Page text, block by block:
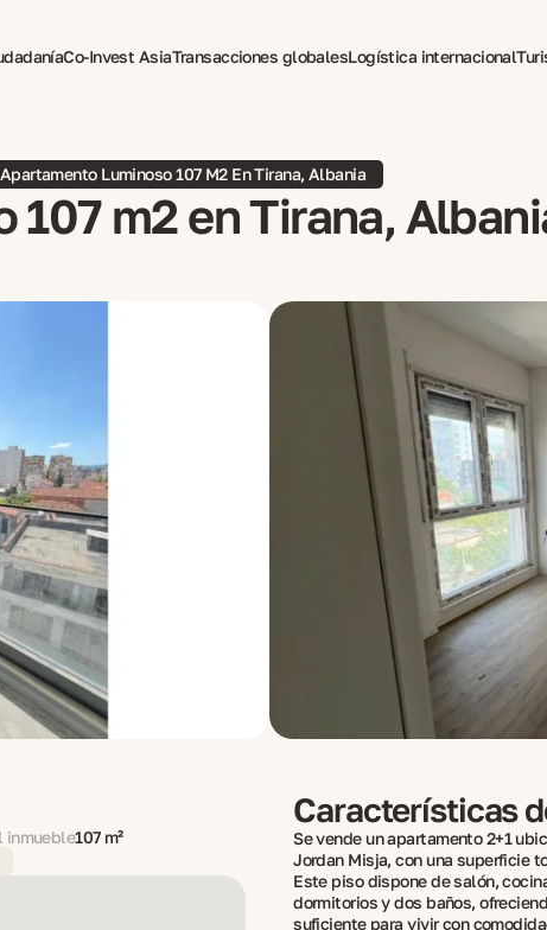
Co-Invest AsiaTransacciones globalesLogística internacional
Apartamento Luminoso 107 M2 En Tirana, Albania
m2 en Tirana,
inmueble107 m²
Características
Se vende un apartamento 2+1
Jordan Misja, con una superficie
Este piso dispone de salón,
dormitorios y dos baños,
suficiente para vivir con